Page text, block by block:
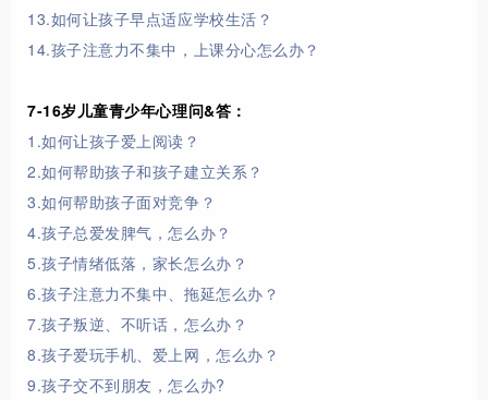
13.如何让孩子早点适应学校生活？
14.孩子注意力不集中，上课分心怎么办？
7-16岁儿童青少年心理问&答：
1.如何让孩子爱上阅读？
2.如何帮助孩子和孩子建立关系？
3.如何帮助孩子面对竞争？
4.孩子总爱发脾气，怎么办？
5.孩子情绪低落，家长怎么办？
6.孩子注意力不集中、拖延怎么办？
7.孩子叛逆、不听话，怎么办？
8.孩子爱玩手机、爱上网，怎么办？
9.孩子交不到朋友，怎么办?